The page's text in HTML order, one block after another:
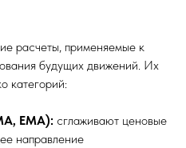
расчеты, применяемые к
будущих движений. Их
категорий:
EMA): сглаживают ценовые
направление